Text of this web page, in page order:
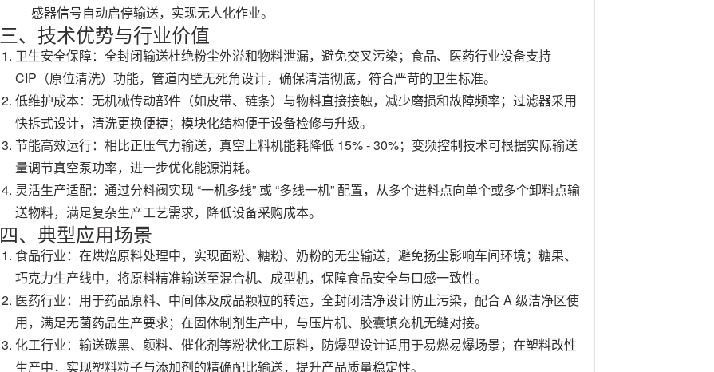
感器信号自动启停输送，实现无人化作业。
三、技术优势与行业价值
卫生安全保障：全封闭输送杜绝粉尘外溢和物料泄漏，避免交叉污染；食品、医药行业设备支持
CIP（原位清洗）功能，管道内壁无死角设计，确保清洁彻底，符合严苛的卫生标准。
低维护成本：无机械传动部件（如皮带、链条）与物料直接接触，减少磨损和故障频率；过滤器采用
快拆式设计，清洗更换便捷；模块化结构便于设备检修与升级。
节能高效运行：相比正压气力输送，真空上料机能耗降低 15% - 30%；变频控制技术可根据实际输送
量调节真空泵功率，进一步优化能源消耗。
灵活生产适配：通过分料阀实现 “一机多线” 或 “多线一机” 配置，从多个进料点向单个或多个卸料点输
送物料，满足复杂生产工艺需求，降低设备采购成本。
四、典型应用场景
食品行业：在烘焙原料处理中，实现面粉、糖粉、奶粉的无尘输送，避免扬尘影响车间环境；糖果、
巧克力生产线中，将原料精准输送至混合机、成型机，保障食品安全与口感一致性。
医药行业：用于药品原料、中间体及成品颗粒的转运，全封闭洁净设计防止污染，配合 A 级洁净区使
用，满足无菌药品生产要求；在固体制剂生产中，与压片机、胶囊填充机无缝对接。
化工行业：输送碳黑、颜料、催化剂等粉状化工原料，防爆型设计适用于易燃易爆场景；在塑料改性
生产中，实现塑料粒子与添加剂的精确配比输送，提升产品质量稳定性。